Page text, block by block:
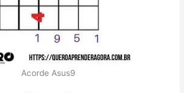
Acorde Asus9